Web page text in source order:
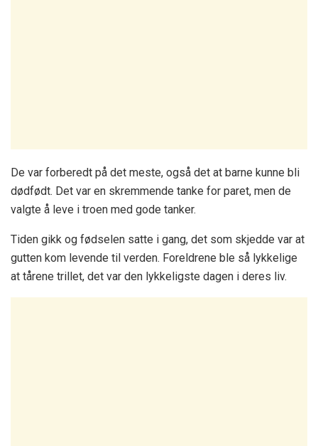
De var forberedt på det meste, også det at barne kunne bli
dødfødt. Det var en skremmende tanke for paret, men de
valgte å leve i troen med gode tanker.
Tiden gikk og fødselen satte i gang, det som skjedde var at
gutten kom levende til verden. Foreldrene ble så lykkelige
at tårene trillet, det var den lykkeligste dagen i deres liv.